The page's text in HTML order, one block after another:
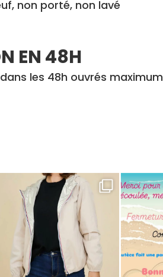
non porté, non lavé
EN 48H
les 48h ouvrés maximum